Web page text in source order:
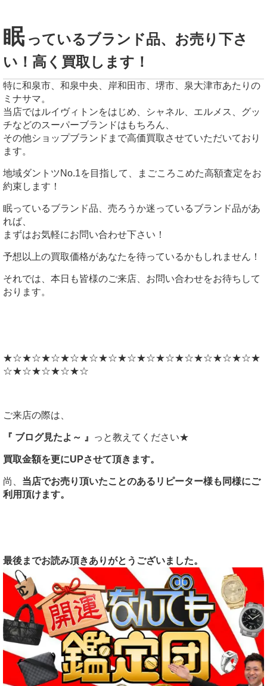
眠 っているブランド品、お売り下さ
い！高く買取します！
特に和泉市、和泉中央、岸和田市、堺市、泉大津市あたりの
ミナサマ。
当店ではルイヴィトンをはじめ、シャネル、エルメス、グッ
チなどのスーパーブランドはもちろん、
その他ショップブランドまで高価買取させていただいており
ます。
地域ダントツNo.1を目指して、まごころこめた高額査定をお
約束します！
眠っているブランド品、売ろうか迷っているブランド品があ
れば、
まずはお気軽にお問い合わせ下さい！
予想以上の買取価格があなたを待っているかもしれません！
それでは、本日も皆様のご来店、お問い合わせをお待ちして
おります。
★☆★☆★☆★☆★☆★☆★☆★☆★☆★☆★☆★☆★☆★
☆★☆★☆★☆★☆
ご来店の際は、
『 ブログ見たよ～ 』 っと教えてください★
買取金額を更にUPさせて頂きます。
尚、 当店でお売り頂いたことのあるリピーター様も同様にご
利用頂けます。
最後までお読み頂きありがとうございました。